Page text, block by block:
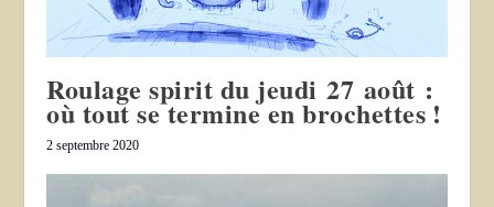
Roulage spirit du jeudi 27 août :
où tout se termine en brochettes !
2 septembre 2020